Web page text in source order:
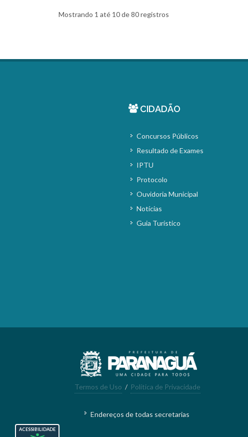
ACESSIBILIDADE
Mostrando 1 até 10 de 80 registros
CIDADÃO
Concursos Públicos
Resultado de Exames
IPTU
Protocolo
Ouvidoria Municipal
Notícias
Guia Turístico
Termos de Uso / Política de Privacidade
Endereços de todas secretarias